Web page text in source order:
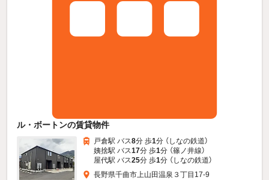
ル・ボートンの賃貸物件
戸倉駅 バス8分 歩1分 （しなの鉄道）
姨捨駅 バス17分 歩1分 （篠ノ井線）
屋代駅 バス25分 歩1分 （しなの鉄道）
長野県千曲市上山田温泉３丁目17-9